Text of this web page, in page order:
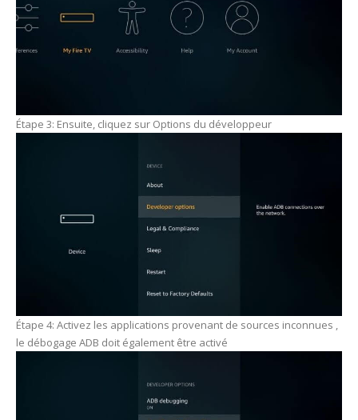
Étape 3: Ensuite, cliquez sur Options du développeur
Étape 4: Activez les applications provenant de sources inconnues ,
le débogage ADB doit également être activé